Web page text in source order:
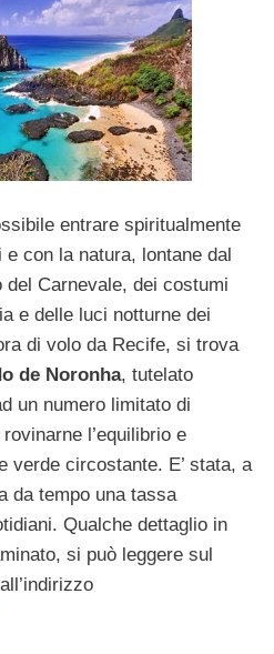
entrare spiritualmente
con la natura, lontane dal
del Carnevale, dei costumi
e delle luci notturne dei
di volo da Recife, si trova
de Noronha, tutelato
un numero limitato di
l’equilibrio e
verde circostante. E’ stata, a
da tempo una tassa
Qualche dettaglio in
si può leggere sul